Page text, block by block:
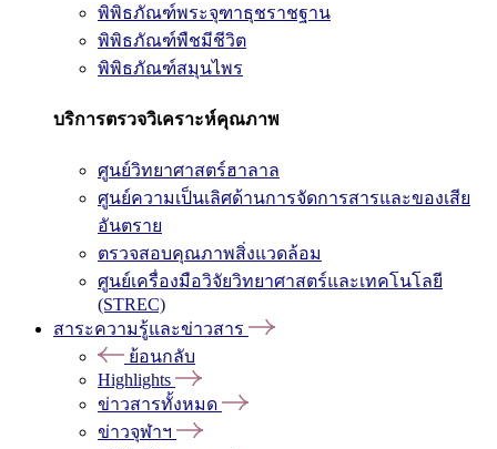
พิพิธภัณฑ์พระจุฑาธุชราชฐาน
พิพิธภัณฑ์พืชมีชีวิต
พิพิธภัณฑ์สมุนไพร
บริการตรวจวิเคราะห์คุณภาพ
ศูนย์วิทยาศาสตร์ฮาลาล
ศูนย์ความเป็นเลิศด้านการจัดการสารและของเสีย
อันตราย
ตรวจสอบคุณภาพสิ่งแวดล้อม
ศูนย์เครื่องมือวิจัยวิทยาศาสตร์และเทคโนโลยี
(STREC)
สาระความรู้และข่าวสาร
ย้อนกลับ
Highlights
ข่าวสารทั้งหมด
ข่าวจุฬาฯ